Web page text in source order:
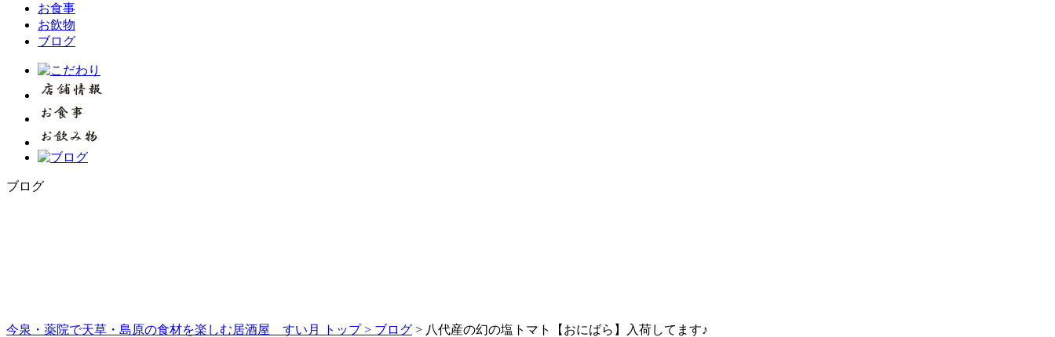
お食事
お飲物
ブログ
ブログ
今泉・薬院で天草・島原の食材を楽しむ居酒屋 すい月 トップ > ブログ > 八代産の幻の塩トマト【おにばら】入荷してます♪